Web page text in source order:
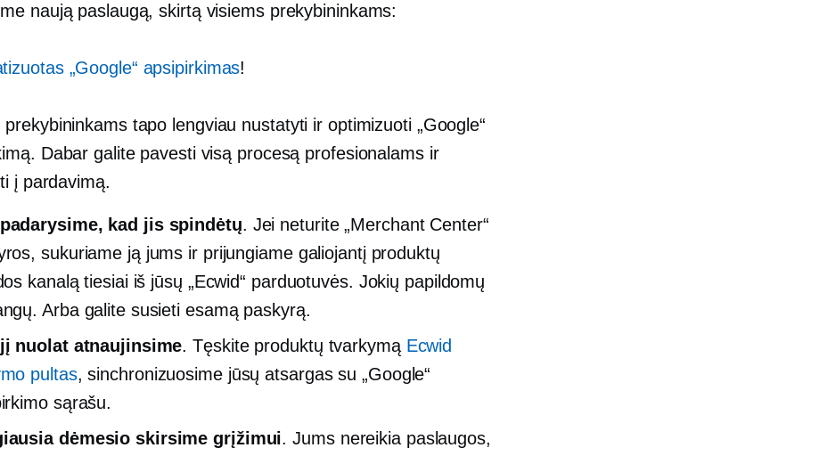
naują paslaugą, skirtą visiems prekybininkams:
„Google“ apsipirkimas!
prekybininkams tapo lengviau nustatyti ir optimizuoti „Google“
Dabar galite pavesti visą procesą profesionalams ir
į pardavimą.
kad jis spindėtų. Jei neturite „Merchant Center“
sukuriame ją jums ir prijungiame galiojantį produktų
kanalą tiesiai iš jūsų „Ecwid“ parduotuvės. Jokių papildomų
Arba galite susieti esamą paskyrą.
nuolat atnaujinsime. Tęskite produktų tvarkymą Ecwid
pultas, sinchronizuosime jūsų atsargas su „Google“
sąrašu.
dėmesio skirsime grįžimui. Jums nereikia paslaugos,